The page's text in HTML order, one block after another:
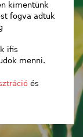
kimentünk
fogva adtuk
ifis
menni.
és